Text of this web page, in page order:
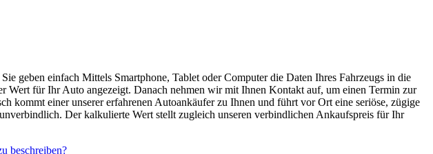
geben einfach Mittels Smartphone, Tablet oder Computer die Daten Ihres Fahrzeugs in die
Wert für Ihr Auto angezeigt. Danach nehmen wir mit Ihnen Kontakt auf, um einen Termin zur
kommt einer unserer erfahrenen Autoankäufer zu Ihnen und führt vor Ort eine seriöse, zügige
Der kalkulierte Wert stellt zugleich unseren verbindlichen Ankaufspreis für Ihr
beschreiben?